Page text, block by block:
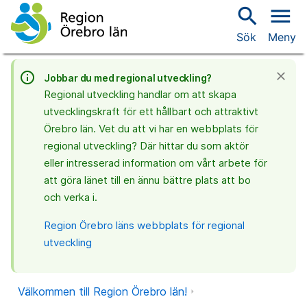
search
Sök
menu
Meny
info_outline
Jobbar du med regional utveckling?
Regional utveckling handlar om att skapa
utvecklingskraft för ett hållbart och attraktivt
Örebro län. Vet du att vi har en webbplats för
regional utveckling? Där hittar du som aktör
eller intresserad information om vårt arbete för
att göra länet till en ännu bättre plats att bo
och verka i.
Region Örebro läns webbplats för regional
utveckling
close
Välkommen till Region Örebro län!